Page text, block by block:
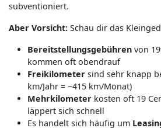
subventioniert.
Aber Vorsicht: Schau dir das
Bereitstellungsgebühren von
kommen oft obendrauf
Freikilometer sind sehr knapp
km/Jahr = ~415 km/Monat)
Mehrkilometer kosten oft 19
läppert sich schnell
Es handelt sich häufig um